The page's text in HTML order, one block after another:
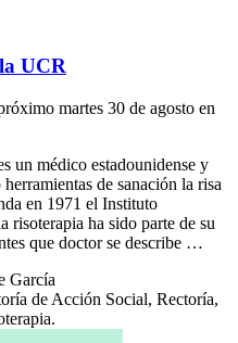
UCR
martes 30 de agosto en
un médico estadounidense y
de sanación la risa
en 1971 el Instituto
risoterapia ha sido parte de su
que doctor se describe …
García
de Acción Social, Rectoría,